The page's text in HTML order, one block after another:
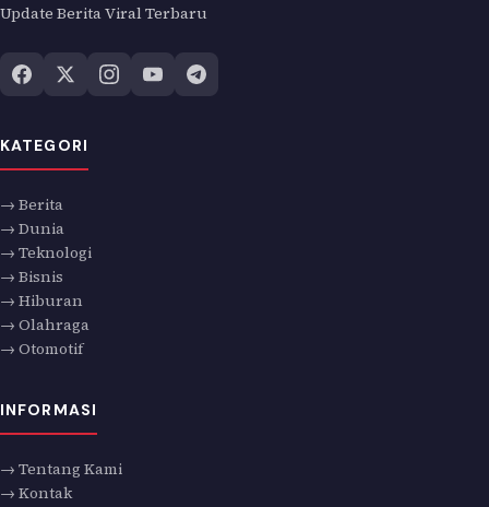
Update Berita Viral Terbaru
KATEGORI
→ Berita
→ Dunia
→ Teknologi
→ Bisnis
→ Hiburan
→ Olahraga
→ Otomotif
INFORMASI
→ Tentang Kami
→ Kontak